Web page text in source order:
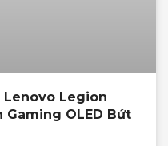
Legion
Gaming OLED Bứt